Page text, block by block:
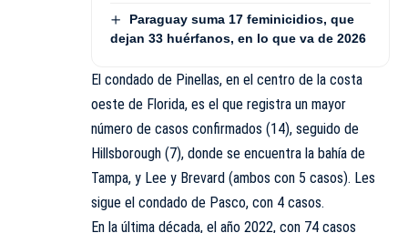
Paraguay suma 17 feminicidios, que
dejan 33 huérfanos, en lo que va de 2026
El condado de Pinellas, en el centro de la costa
oeste de Florida, es el que registra un mayor
número de casos confirmados (14), seguido de
Hillsborough (7), donde se encuentra la bahía de
Tampa, y Lee y Brevard (ambos con 5 casos). Les
sigue el condado de Pasco, con 4 casos.
En la última década, el año 2022, con 74 casos